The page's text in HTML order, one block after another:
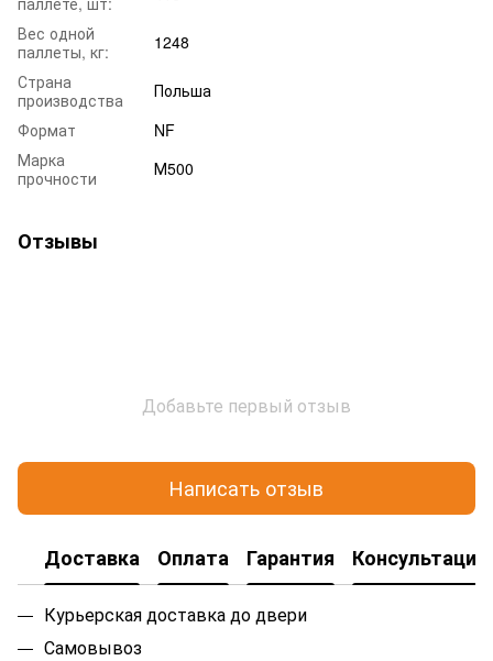
Вес одной
паллеты, кг:
1248
Страна
производства
Польша
Формат
NF
Марка
прочности
М500
Отзывы
Добавьте первый отзыв
Написать отзыв
Доставка Оплата Гарантия Консультация
Курьерская доставка до двери
Самовывоз